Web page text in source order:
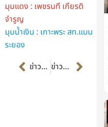
มุมแดง : เพชรนที เกียรติ
จำรูญ
มุมน้ำเงิน : เกาะพระ สท.แมน
ระยอง
Prevข่าวก่อนหน้า ข่าวต่อไป Next